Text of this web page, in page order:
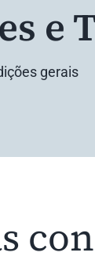
e
gerais